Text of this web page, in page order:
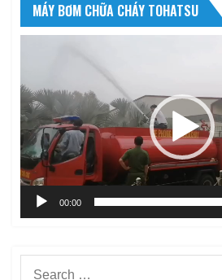
MÁY BƠM CHỮA CHÁY TOHATSU
Video
00:00